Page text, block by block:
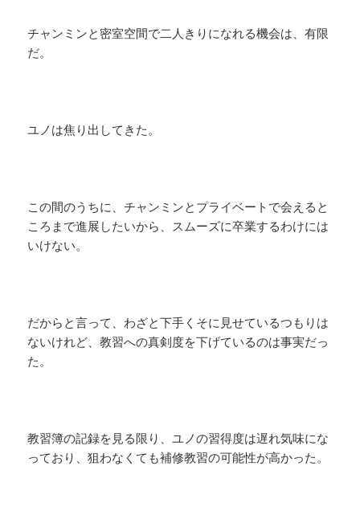
チャンミンと密室空間で二人きりになれる機会は、有限
だ。
ユノは焦り出してきた。
この間のうちに、チャンミンとプライベートで会えると
ころまで進展したいから、スムーズに卒業するわけには
いけない。
だからと言って、わざと下手くそに見せているつもりは
ないけれど、教習への真剣度を下げているのは事実だっ
た。
教習簿の記録を見る限り、ユノの習得度は遅れ気味にな
っており、狙わなくても補修教習の可能性が高かった。